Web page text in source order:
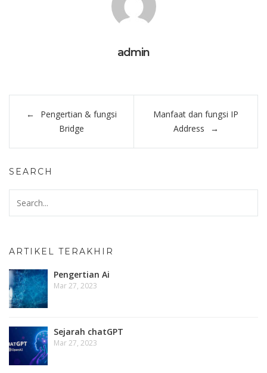
admin
navigation
Pengertian & fungsi
Bridge
Manfaat dan fungsi IP
Address
SEARCH
ARTIKEL TERAKHIR
Pengertian Ai
Mar 27, 2023
Sejarah chatGPT
Mar 27, 2023